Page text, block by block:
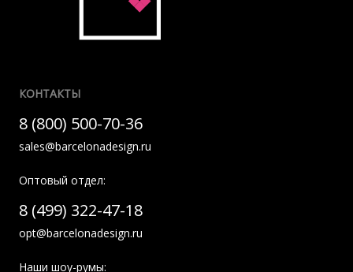
КОНТАКТЫ
8 (800) 500-70-36
sales@barcelonadesign.ru
Оптовый отдел:
8 (499) 322-47-18
opt@barcelonadesign.ru
Наши шоу-румы: